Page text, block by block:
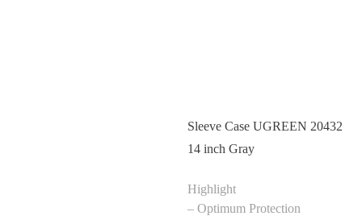
Sleeve Case UGREEN 20432
14 inch Gray
Highlight
– Optimum Protection